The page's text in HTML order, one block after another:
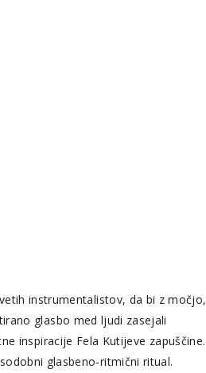
instrumentalistov, da bi z močjo,
glasbo med ljudi zasejali
inspiracije Fela Kutijeve zapuščine.
glasbeno-ritmični ritual.